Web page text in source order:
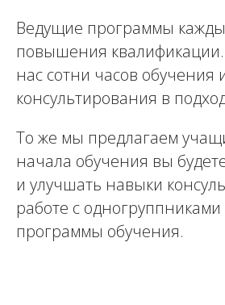
Ведущие программы
повышения квалификации.
нас сотни часов обучения
консультирования в
То же мы предлагаем
начала обучения вы
и улучшать навыки
работе с
программы обучения.